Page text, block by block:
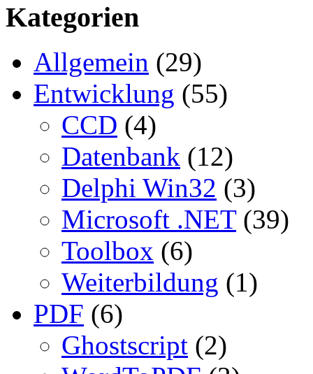
Kategorien
Allgemein (29)
Entwicklung (55)
CCD (4)
Datenbank (12)
Delphi Win32 (3)
Microsoft .NET(39)
Toolbox (6)
Weiterbildung (1)
PDF (6)
Ghostscript (2)